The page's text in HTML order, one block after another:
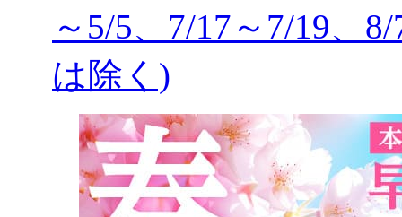
～5/5、7/17～7/19、
は除く)